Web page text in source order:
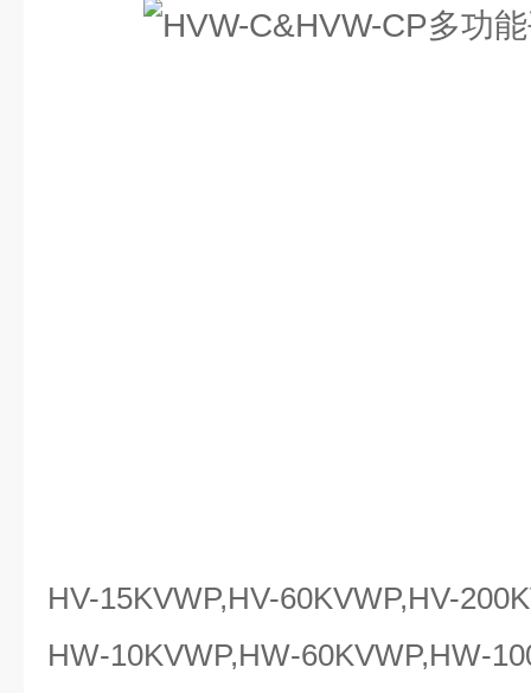
HV-15KVWP,HV-60KVWP,HV-
HW-10KVWP,HW-60KVWP,HW-